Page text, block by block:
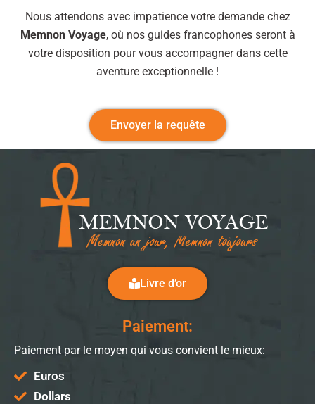
Nous attendons avec impatience votre demande chez
Memnon Voyage, où nos guides francophones seront à
votre disposition pour vous accompagner dans cette
aventure exceptionnelle !
Envoyer la requête
Livre d’or
Paiement:
Paiement par le moyen qui vous convient le mieux:
Euros
Dollars